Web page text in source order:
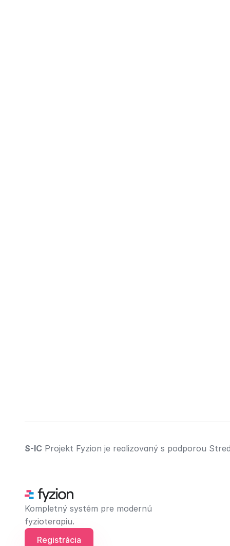
S-IC Projekt Fyzion je realizovaný s podporou
Kompletný systém pre modernú
fyzioterapiu.
Registrácia